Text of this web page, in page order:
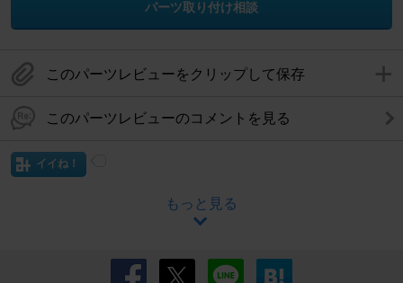
パーツ取り付け相談
このパーツレビューをクリップして保存
このパーツレビューのコメントを見る
イイね！
もっと見る